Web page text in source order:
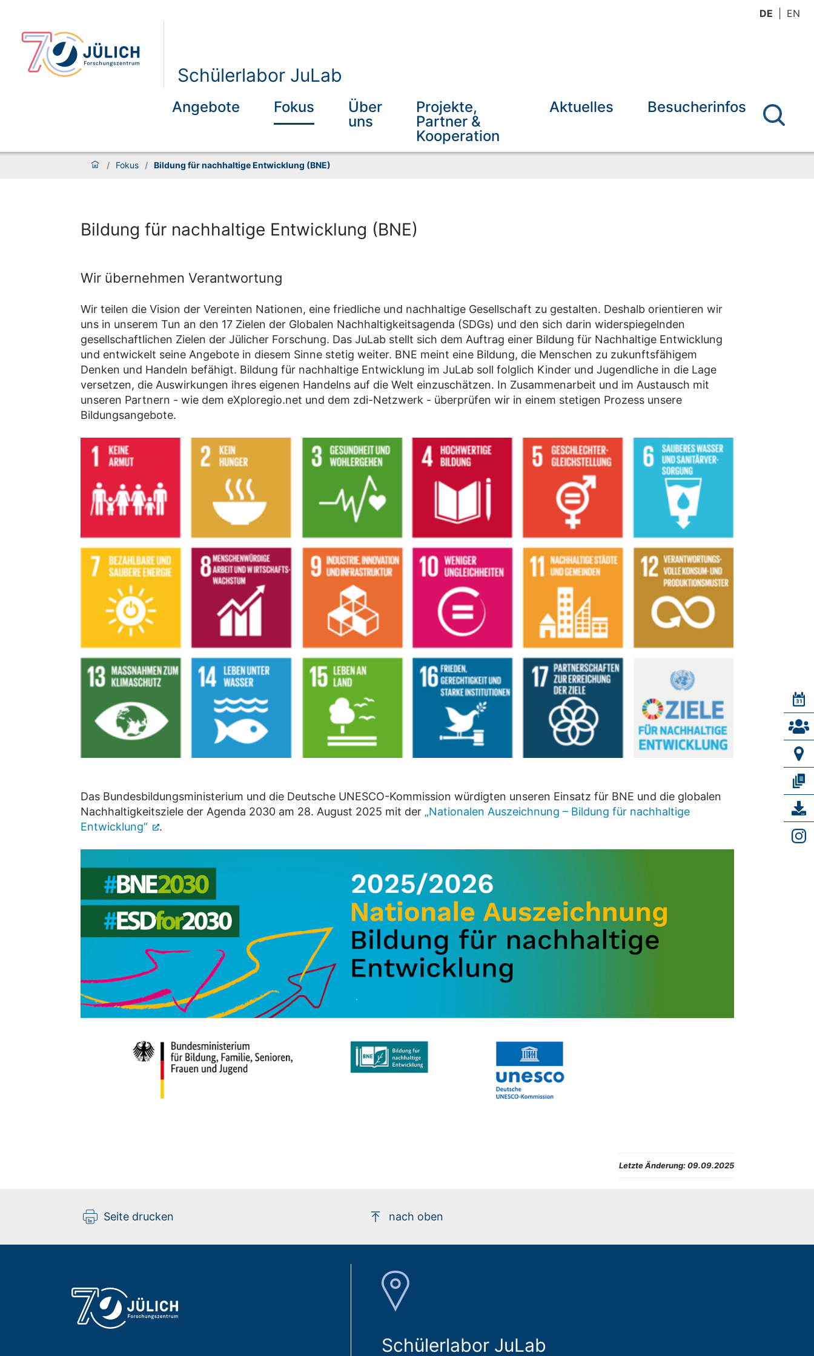
DE EN
Schülerlabor JuLab
Angebote Fokus
Über
uns
Projekte,
Partner &
Kooperation
Aktuelles Besucherinfos
/ Fokus / Bildung für nachhaltige Entwicklung (BNE)
Bildung für nachhaltige Entwicklung (BNE)
Wir übernehmen Verantwortung
Wir teilen die Vision der Vereinten Nationen, eine friedliche und nachhaltige Gesellschaft zu gestalten. Deshalb orientieren wir
uns in unserem Tun an den 17 Zielen der Globalen Nachhaltigkeitsagenda (SDGs) und den sich darin widerspiegelnden
gesellschaftlichen Zielen der Jülicher Forschung. Das JuLab stellt sich dem Auftrag einer Bildung für Nachhaltige Entwicklung
und entwickelt seine Angebote in diesem Sinne stetig weiter. BNE meint eine Bildung, die Menschen zu zukunftsfähigem
Denken und Handeln befähigt. Bildung für nachhaltige Entwicklung im JuLab soll folglich Kinder und Jugendliche in die Lage
versetzen, die Auswirkungen ihres eigenen Handelns auf die Welt einzuschätzen. In Zusammenarbeit und im Austausch mit
unseren Partnern - wie dem eXploregio.net und dem zdi-Netzwerk - überprüfen wir in einem stetigen Prozess unsere
Bildungsangebote.
Das Bundesbildungsministerium und die Deutsche UNESCO-Kommission würdigten unseren Einsatz für BNE und die globalen
Nachhaltigkeitsziele der Agenda 2030 am 28. August 2025 mit der „Nationalen Auszeichnung – Bildung für nachhaltige
Entwicklung“
.
Letzte Änderung: 09.09.2025
Seite drucken nach oben
Schülerlabor JuLab